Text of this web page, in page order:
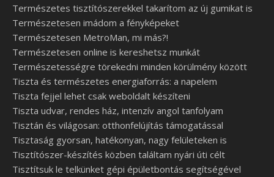
Természetes tisztítószerekkel takarítom az új gumikat is
Természetesen imádom a fényképeket
Természetesen MetroMan, mi más?!
Természetesen online is kereshetsz munkát
Természetességre törekedni minden körülmény között
Tiszta és természetes energiaforrás: a napelem
Tiszta fejjel lehet csak weboldalt készíteni
Tiszta udvar, rendes ház, intenzív angol tanfolyam
Tisztán és világosan: otthonfelújítás támogatással
Tisztaság gyorsan, hatékonyan, nagy felületeken is
Tisztítószer-készítés közben találtam nyári úti célt
Tisztítsuk le telkünket gépi épületbontás segítségével